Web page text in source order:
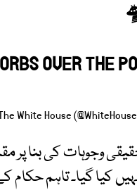
OVER THE
وجوہات کی بنا پر
کیا گیا۔ تاہم حکام